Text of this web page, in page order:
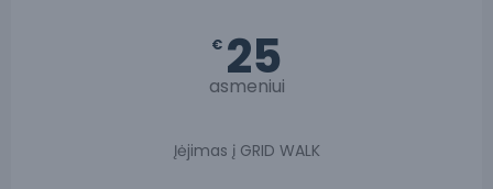
€ 25
asmeniui
Įėjimas į GRID WALK